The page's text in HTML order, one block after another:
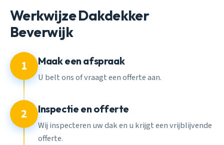
Werkwijze Dakdekker
Beverwijk
1 Maak een afspraak
U belt ons of vraagt een offerte aan.
2 Inspectie en offerte
Wij inspecteren uw dak en u krijgt een vrijblijvende
offerte.